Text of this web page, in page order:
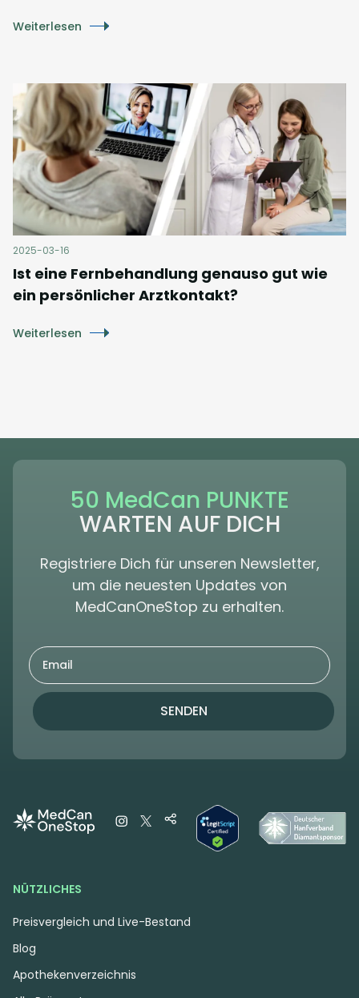
Weiterlesen
2025-03-16
Ist eine Fernbehandlung genauso gut wie
ein persönlicher Arztkontakt?
Weiterlesen
50 MedCan PUNKTE
WARTEN AUF DICH
Registriere Dich für unseren Newsletter,
um die neuesten Updates von
MedCanOneStop zu erhalten.
SENDEN
NÜTZLICHES
Preisvergleich und Live-Bestand
Blog
Apothekenverzeichnis